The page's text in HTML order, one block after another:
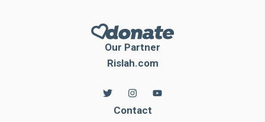
Our Partner
Rislah.com
Contact